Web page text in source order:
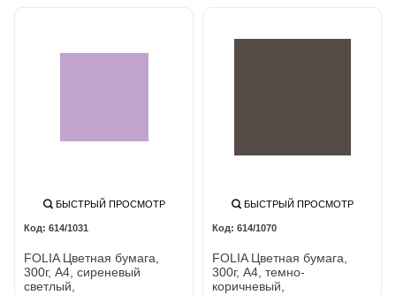
БЫСТРЫЙ ПРОСМОТР
614/1031
FOLIA Цветная бумага,
300г, A4, сиреневый
светлый,
БЫСТРЫЙ ПРОСМОТР
614/1070
FOLIA Цветная бумага,
300г, A4, темно-
коричневый,